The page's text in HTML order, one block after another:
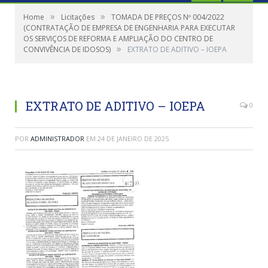
Home » Licitações »
TOMADA DE PREÇOS Nº 004/2022
(CONTRATAÇÃO DE EMPRESA DE ENGENHARIA PARA EXECUTAR
OS SERVIÇOS DE REFORMA E AMPLIAÇÃO DO CENTRO DE
CONVIVÊNCIA DE IDOSOS) » EXTRATO DE ADITIVO – IOEPA
EXTRATO DE ADITIVO – IOEPA 0
POR ADMINISTRADOR EM 24 DE JANEIRO DE 2025